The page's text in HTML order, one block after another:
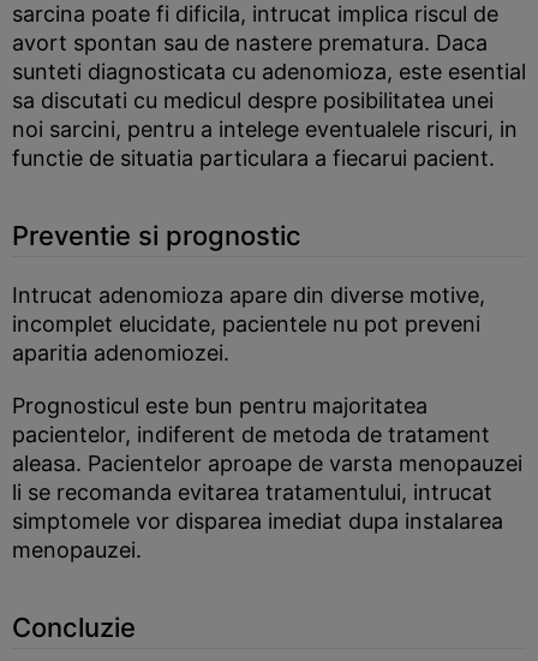
sarcina poate fi dificila, intrucat implica riscul de
avort spontan sau de nastere prematura. Daca
sunteti diagnosticata cu adenomioza, este esential
sa discutati cu medicul despre posibilitatea unei
noi sarcini, pentru a intelege eventualele riscuri, in
functie de situatia particulara a fiecarui pacient.
Preventie si prognostic
Intrucat adenomioza apare din diverse motive,
incomplet elucidate, pacientele nu pot preveni
aparitia adenomiozei.
Prognosticul este bun pentru majoritatea
pacientelor, indiferent de metoda de tratament
aleasa. Pacientelor aproape de varsta menopauzei
li se recomanda evitarea tratamentului, intrucat
simptomele vor disparea imediat dupa instalarea
menopauzei.
Concluzie